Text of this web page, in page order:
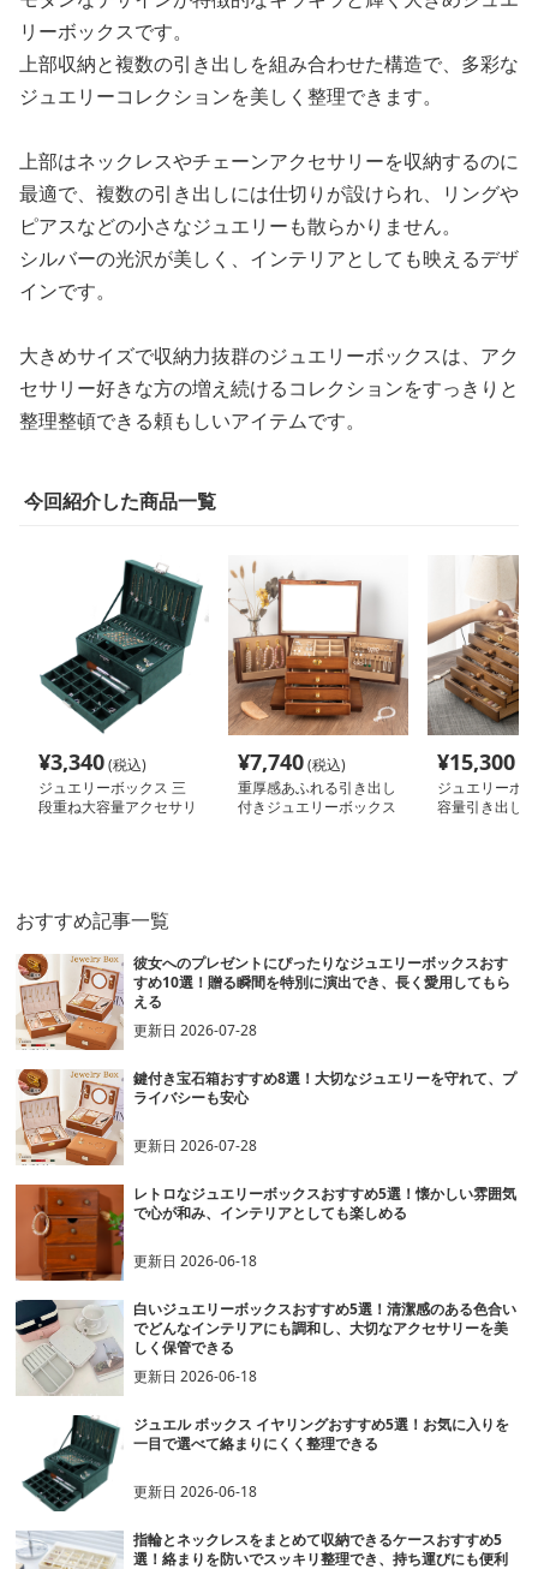
リーボックスです。
上部収納と複数の引き出しを組み合わせた構造で、多彩な
ジュエリーコレクションを美しく整理できます。
上部はネックレスやチェーンアクセサリーを収納するのに
最適で、複数の引き出しには仕切りが設けられ、リングや
ピアスなどの小さなジュエリーも散らかりません。
シルバーの光沢が美しく、インテリアとしても映えるデザ
インです。
大きめサイズで収納力抜群のジュエリーボックスは、アク
セサリー好きな方の増え続けるコレクションをすっきりと
整理整頓できる頼もしいアイテムです。
今回紹介した商品一覧
¥3,340(税込)
ジュエリーボックス 三
段重ね大容量アクセサリ
¥7,740(税込)
重厚感あふれる引き出し
付きジュエリーボックス
¥15,300
ジュエリーボ
容量引き出し
おすすめ記事一覧
彼女へのプレゼントにぴったりなジュエリーボックスおす
すめ10選！贈る瞬間を特別に演出でき、長く愛用してもら
える
更新日2026-07-28
鍵付き宝石箱おすすめ8選！大切なジュエリーを守れて、プ
ライバシーも安心
更新日2026-07-28
レトロなジュエリーボックスおすすめ5選！懐かしい雰囲気
で心が和み、インテリアとしても楽しめる
更新日2026-06-18
白いジュエリーボックスおすすめ5選！清潔感のある色合い
でどんなインテリアにも調和し、大切なアクセサリーを美
しく保管できる
更新日2026-06-18
ジュエル ボックス イヤリングおすすめ5選！お気に入りを
一目で選べて絡まりにくく整理できる
更新日2026-06-18
指輪とネックレスをまとめて収納できるケースおすすめ5
選！絡まりを防いでスッキリ整理でき、持ち運びにも便利